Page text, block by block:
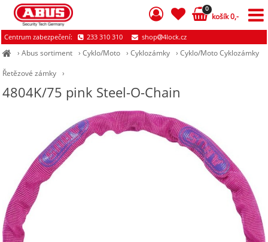
›Abus sortiment ›Cyklo/Moto ›Cyklozámky ›Cyklo/Moto Cyklozámky
Řetězové zámky ›
4804K/75 pink Steel-O-Chain
0
košík 0,-
Centrum zabezpečení: 233 310 310 shop 4lock.cz